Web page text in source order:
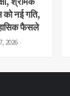
नई गति,
फैसले
2026